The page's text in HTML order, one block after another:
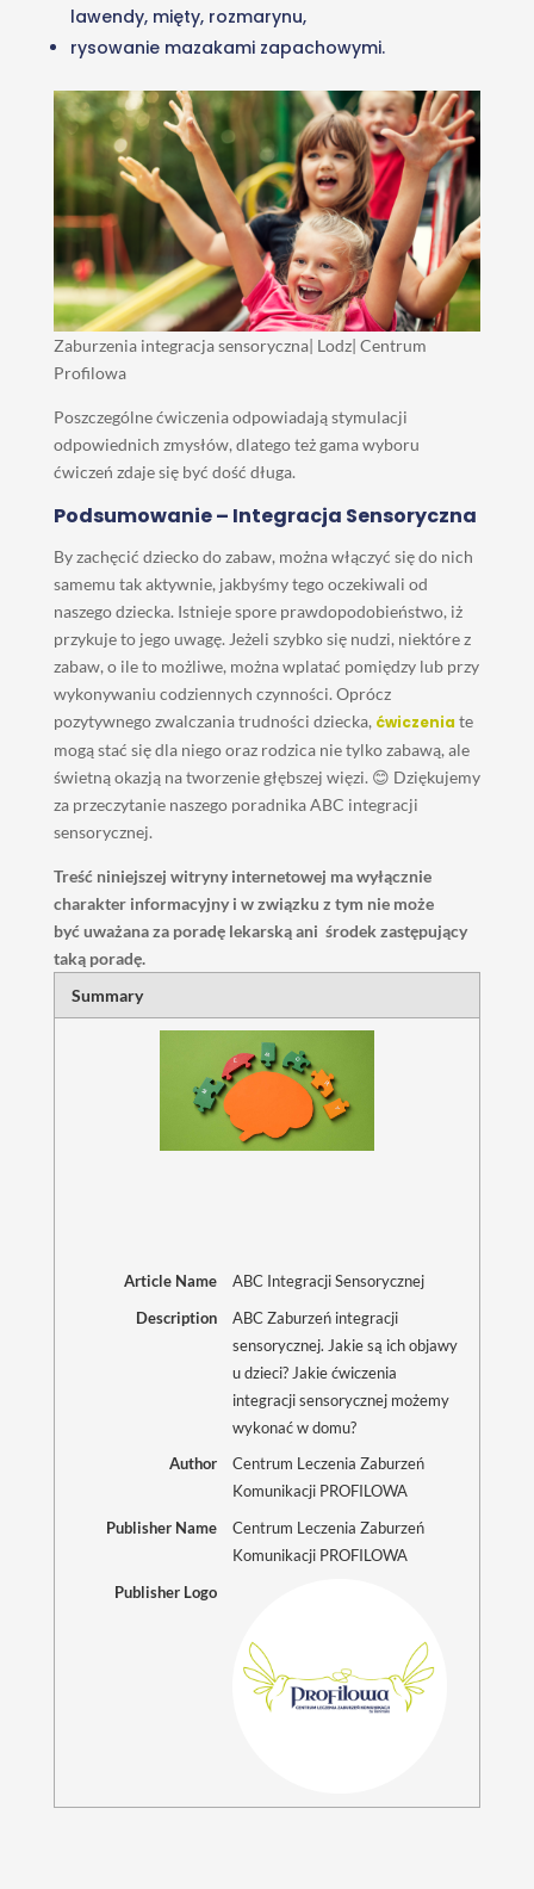
lawendy, mięty, rozmarynu,
rysowanie mazakami zapachowymi.
Zaburzenia integracja sensoryczna| Lodz| Centrum
Profilowa
Poszczególne ćwiczenia odpowiadają stymulacji
odpowiednich zmysłów, dlatego też gama wyboru
ćwiczeń zdaje się być dość długa.
Podsumowanie – Integracja Sensoryczna
By zachęcić dziecko do zabaw, można włączyć się do nich
samemu tak aktywnie, jakbyśmy tego oczekiwali od
naszego dziecka. Istnieje spore prawdopodobieństwo, iż
przykuje to jego uwagę. Jeżeli szybko się nudzi, niektóre z
zabaw, o ile to możliwe, można wplatać pomiędzy lub przy
wykonywaniu codziennych czynności. Oprócz
pozytywnego zwalczania trudności dziecka, ćwiczenia te
mogą stać się dla niego oraz rodzica nie tylko zabawą, ale
świetną okazją na tworzenie głębszej więzi. 😊 Dziękujemy
za przeczytanie naszego poradnika ABC integracji
sensorycznej.
Treść niniejszej witryny internetowej ma wyłącznie
charakter informacyjny i w związku z tym nie może
być uważana za poradę lekarską ani środek zastępujący
taką poradę.
Summary
Article Name
ABC Integracji Sensorycznej
Description
ABC Zaburzeń integracji
sensorycznej. Jakie są ich objawy
u dzieci? Jakie ćwiczenia
integracji sensorycznej możemy
wykonać w domu?
Author
Centrum Leczenia Zaburzeń
Komunikacji PROFILOWA
Publisher Name
Centrum Leczenia Zaburzeń
Komunikacji PROFILOWA
Publisher Logo